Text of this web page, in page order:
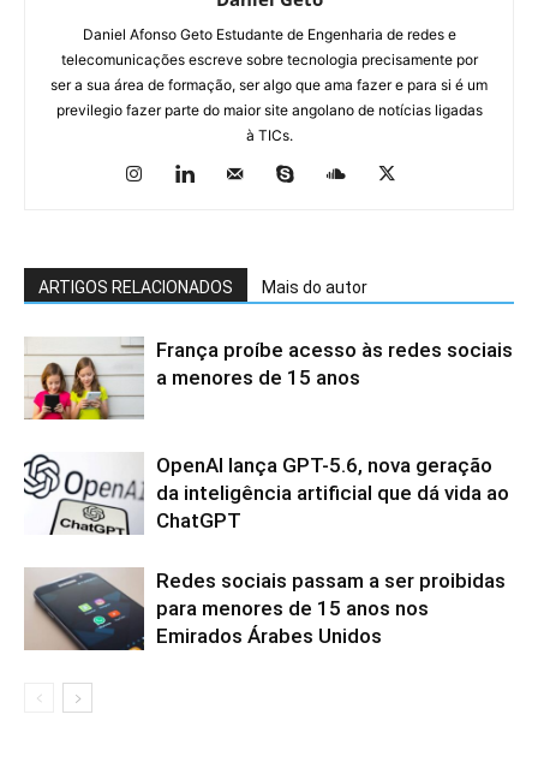
Daniel Afonso Geto Estudante de Engenharia de redes e
telecomunicações escreve sobre tecnologia precisamente por
ser a sua área de formação, ser algo que ama fazer e para si é um
previlegio fazer parte do maior site angolano de notícias ligadas
à TICs.
ARTIGOS RELACIONADOS Mais do autor
França proíbe acesso às redes sociais
a menores de 15 anos
OpenAI lança GPT-5.6, nova geração
da inteligência artificial que dá vida ao
ChatGPT
Redes sociais passam a ser proibidas
para menores de 15 anos nos
Emirados Árabes Unidos